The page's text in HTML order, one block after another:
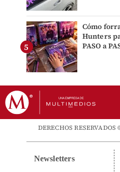
Cómo
Hunters
PASO a
DERECHOS
Newsletters